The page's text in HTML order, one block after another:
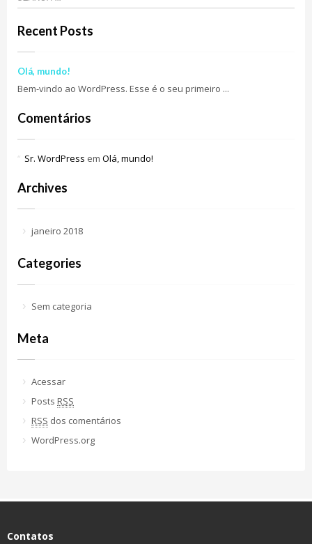
Recent Posts
Olá, mundo!
Bem-vindo ao WordPress. Esse é o seu primeiro ...
Comentários
Sr. WordPress em Olá, mundo!
Archives
janeiro 2018
Categories
Sem categoria
Meta
Acessar
Posts RSS
RSS dos comentários
WordPress.org
Contatos